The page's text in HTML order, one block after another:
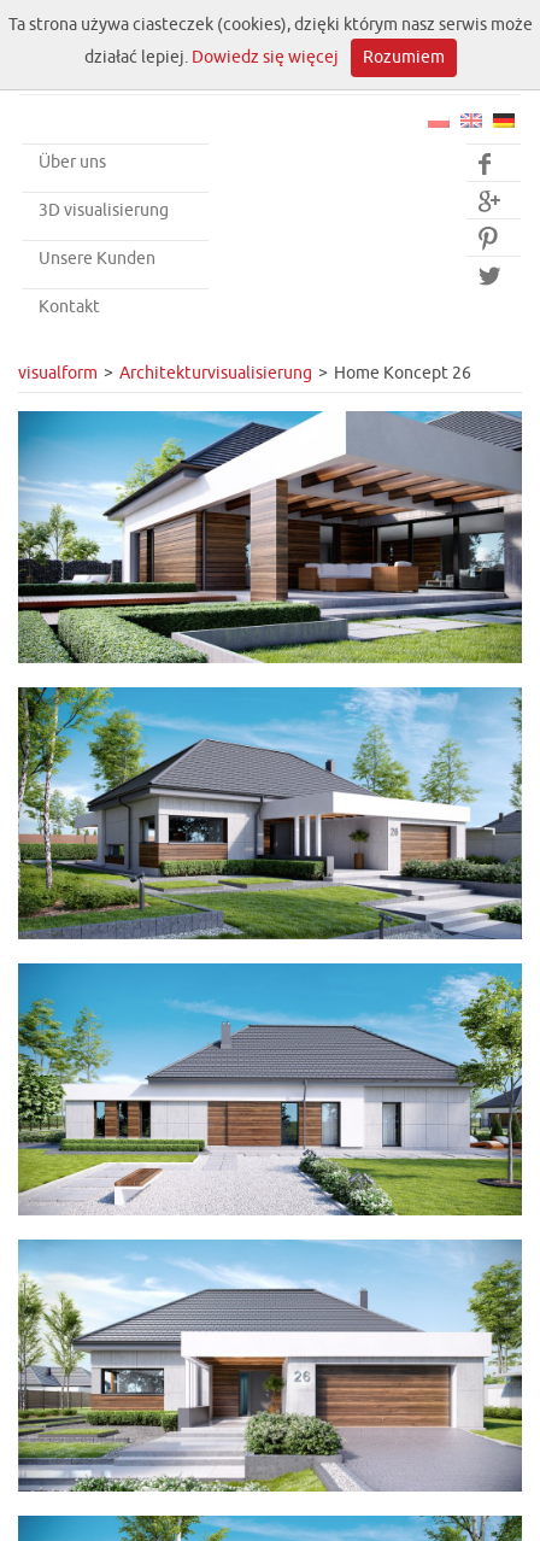




Über uns
3D visualisierung
Unsere Kunden
Kontakt
visualform Architekturvisualisierung Home Koncept 26
Ta strona używa ciasteczek (cookies), dzięki którym nasz serwis może
działać lepiej. Dowiedz się więcej Rozumiem